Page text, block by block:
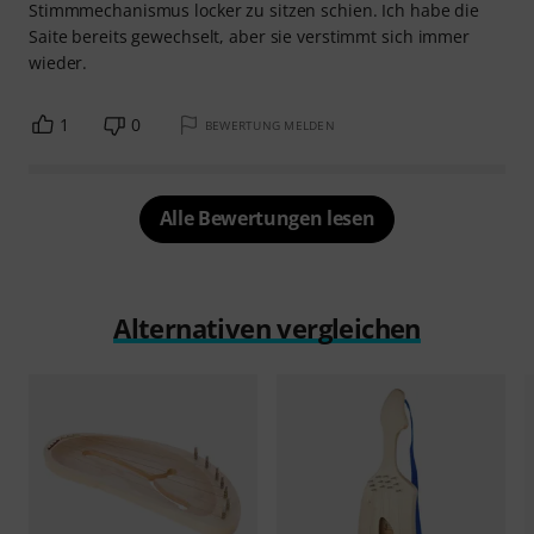
Stimmmechanismus locker zu sitzen schien. Ich habe die
Saite bereits gewechselt, aber sie verstimmt sich immer
wieder.
1 0 BEWERTUNG MELDEN
Alle Bewertungen lesen
Alternativen vergleichen